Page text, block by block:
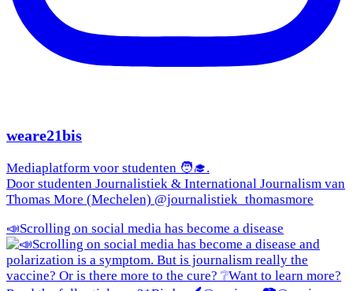
weare21bis
Mediaplatform voor studenten 🧑‍🎓.
Door studenten Journalistiek & International Journalism van
Thomas More (Mechelen) @journalistiek_thomasmore
📣Scrolling on social media has become a disease